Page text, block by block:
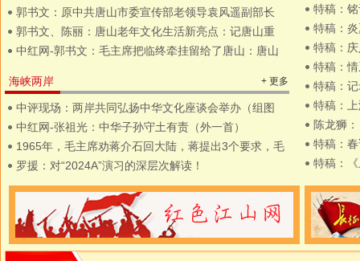
郭书文：原中共唐山市委宣传部老领导袁风遥副部长
郭书文、陈丽：唐山老年文化生活新亮点：记唐山重
中红网-郭书文：毛主席把临终牵挂留给了唐山：唐山
海峡两岸 + 更多
中评现场：两岸共同弘扬中华文化座谈会举办（组图
中红网-张祖光：中华子孙守土有责（外一首）
1965年，毛主席劝蒋介石回大陆，蒋提出3个要求，毛
罗援：对“2024A”演习的深层次解读！
特稿：
特稿：
特稿：
特稿：
特稿：
特稿：
陈龙狮
特稿：
特稿：